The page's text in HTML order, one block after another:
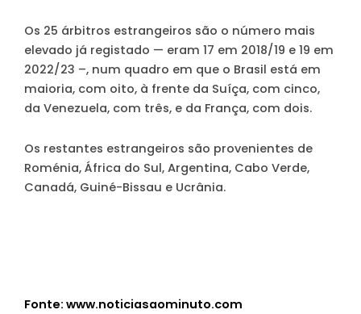
Os 25 árbitros estrangeiros são o número mais
elevado já registado — eram 17 em 2018/19 e 19 em
2022/23 –, num quadro em que o Brasil está em
maioria, com oito, à frente da Suíça, com cinco,
da Venezuela, com três, e da França, com dois.
Os restantes estrangeiros são provenientes de
Roménia, África do Sul, Argentina, Cabo Verde,
Canadá, Guiné-Bissau e Ucrânia.
Fonte: www.noticiasaominuto.com